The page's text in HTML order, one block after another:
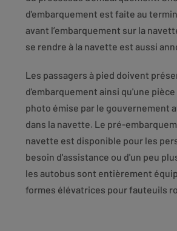
d'embarquement est faite au
avant l’embarquement sur la
se rendre à la navette est aussi
Les passagers à pied doivent
d'embarquement ainsi qu'une
photo émise par le gouvernement
dans la navette. Le pré-
navette est disponible pour les
besoin d'assistance ou d'un peu
les autobus sont entièrement
formes élévatrices pour fauteuils